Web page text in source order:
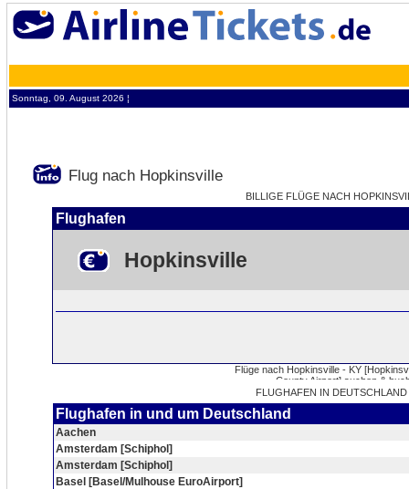
Sonntag, 09. August 2026 ¦
Flug nach Hopkinsville
BILLIGE FLÜGE NACH
Flughafen
Hopkinsville
FLUGHAFEN IN
Flughafen in und um Deutschland
Aachen
Amsterdam [Schiphol]
Amsterdam [Schiphol]
Basel [Basel/Mulhouse EuroAirport]